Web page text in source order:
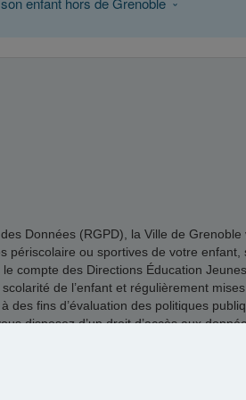
Données (RGPD), la Ville de
périscolaire ou sportives de votre
compte des Directions Éducation
de l’enfant et régulièrement
des fins d’évaluation des politiques
disposez d’un droit d’accès aux